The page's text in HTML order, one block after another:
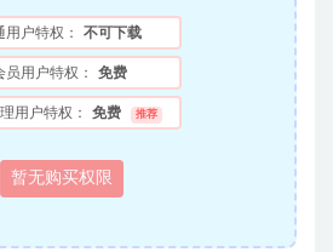
用户特权： 不可下载
员用户特权： 免费
用户特权： 免费 推荐
暂无购买权限